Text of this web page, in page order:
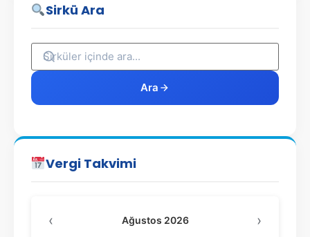
Sirkü Ara
Ara
Vergi Takvimi
‹ Ağustos 2026 ›